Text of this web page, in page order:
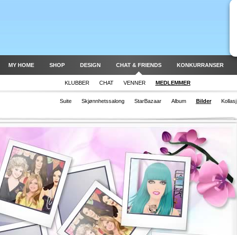
MY HOME SHOP DESIGN CHAT & FRIENDS KONKURRANSER
KLUBBER CHAT VENNER MEDLEMMER
Suite Skjønnhetssalong StarBazaar Album Bilder Kollasj